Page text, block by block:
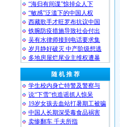
“海归有间谍”惊掉众人下
“敏感”泛滥下的中国人权
西藏歌手才旺罗布抗议中国
铁腕防疫措施导致社会付出
吴有水律师接到电话要求集
岁月静好破灭 中产阶级想逃
多地房屋烂尾业主维权遭暴
随 机 推 荐
学生校内身亡特警及警察与
说“下雪”也造谣抓人惊呆
19岁女孩去血站打暑期工被骗
中国人长期深受毒食品祸害
卖惨翻车 千夫所指